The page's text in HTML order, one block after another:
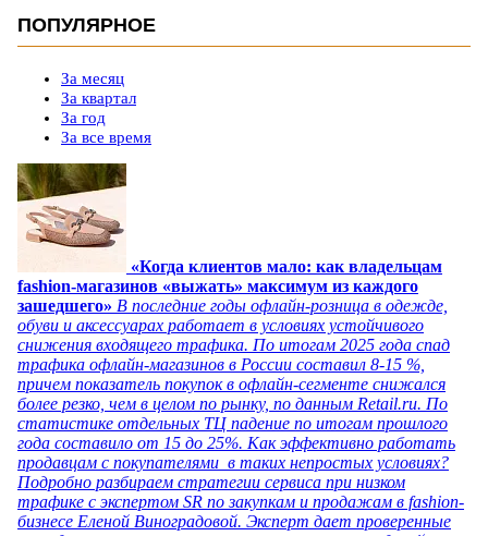
ПОПУЛЯРНОЕ
За месяц
За квартал
За год
За все время
«Когда клиентов мало: как владельцам
fashion-магазинов «выжать» максимум из каждого
зашедшего» В последние годы офлайн-розница в одежде,
обуви и аксессуарах работает в условиях устойчивого
снижения входящего трафика. По итогам 2025 года спад
трафика офлайн-магазинов в России составил 8-15 %,
причем показатель покупок в офлайн-сегменте снижался
более резко, чем в целом по рынку, по данным Retail.ru. По
статистике отдельных ТЦ падение по итогам прошлого
года составило от 15 до 25%. Как эффективно работать
продавцам с покупателями в таких непростых условиях?
Подробно разбираем стратегии сервиса при низком
трафике с экспертом SR по закупкам и продажам в fashion-
бизнесе Еленой Виноградовой. Эксперт дает проверенные